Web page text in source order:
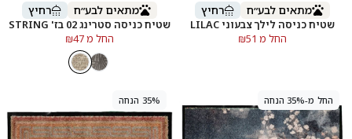
מתאים לבע״ח רחיץ
שטיח כניסה לילך צבעוני LILAC
החל מ ₪51
מתאים לבע״ח רחיץ
שטיח כניסה סטרינג 02 בז' STRING
החל מ ₪47
החל מ-35% הנחה 35% הנחה